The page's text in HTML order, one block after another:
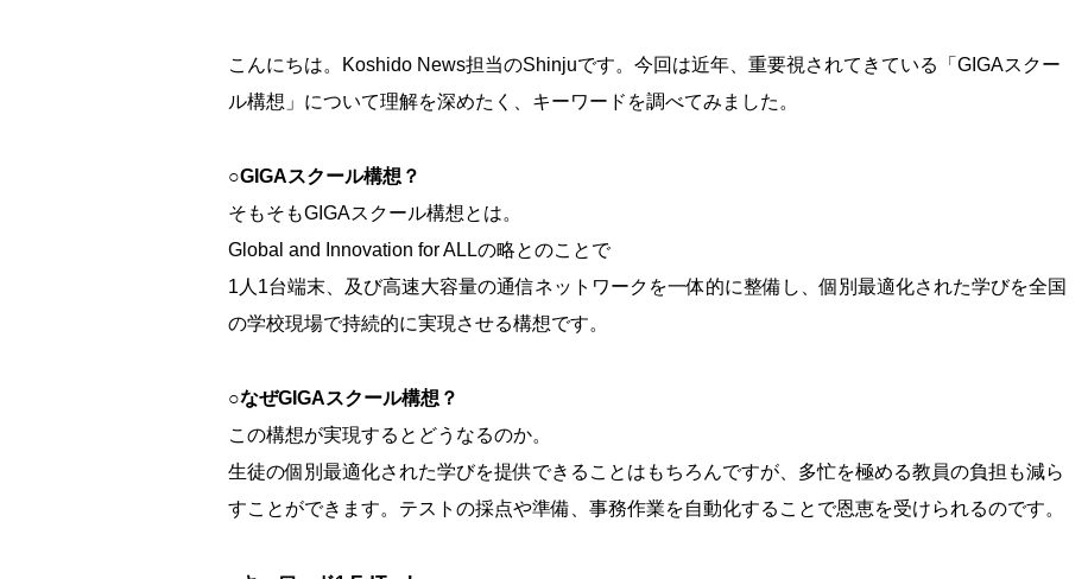
こんにちは。Koshido News担当のShinjuです。今回は近年、重要視されてきている「GIGAスクー
ル構想」について理解を深めたく、キーワードを調べてみました。
○GIGAスクール構想？
そもそもGIGAスクール構想とは。
Global and Innovation for ALLの略とのことで
1人1台端末、及び高速大容量の通信ネットワークを一体的に整備し、個別最適化された学びを全国
の学校現場で持続的に実現させる構想です。
○なぜGIGAスクール構想？
この構想が実現するとどうなるのか。
生徒の個別最適化された学びを提供できることはもちろんですが、多忙を極める教員の負担も減ら
すことができます。テストの採点や準備、事務作業を自動化することで恩恵を受けられるのです。